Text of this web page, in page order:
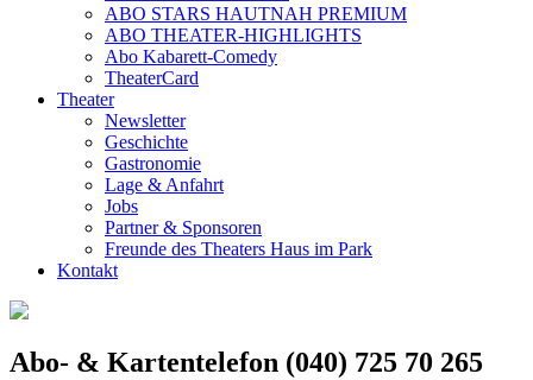
ABO STARS HAUTNAH PREMIUM
ABO THEATER-HIGHLIGHTS
Abo Kabarett-Comedy
TheaterCard
Theater
Newsletter
Geschichte
Gastronomie
Lage & Anfahrt
Jobs
Partner & Sponsoren
Freunde des Theaters Haus im Park
Kontakt
Abo- & Kartentelefon (040) 725 70 265